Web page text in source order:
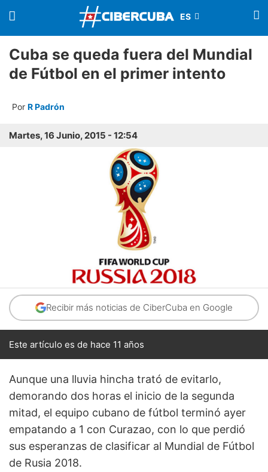
Cuba se queda fuera del Mundial
de Fútbol en el primer intento
Por R Padrón
Martes, 16 Junio, 2015 - 12:54
Recibir más noticias de CiberCuba en Google
Este artículo es de hace 11 años
Aunque una lluvia hincha trató de evitarlo,
demorando dos horas el inicio de la segunda
mitad, el equipo cubano de fútbol terminó ayer
empatando a 1 con Curazao, con lo que perdió
sus esperanzas de clasificar al Mundial de Fútbol
de Rusia 2018.